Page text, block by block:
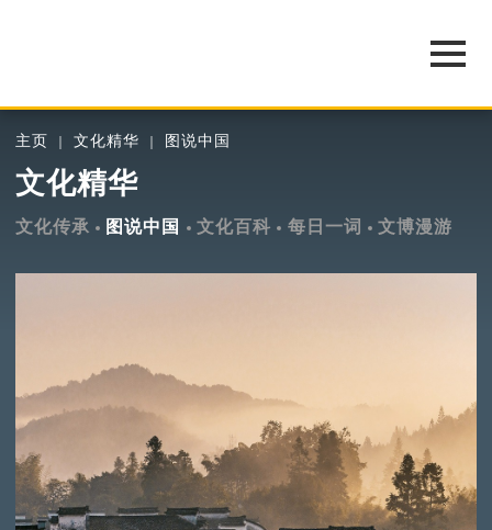
主页 文化精华 图说中国
文化精华
文化传承 图说中国 文化百科 每日一词 文博漫游